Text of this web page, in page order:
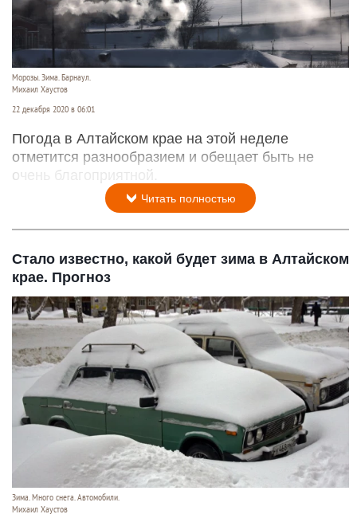
Морозы. Зима. Барнаул.
Михаил Хаустов
22 декабря 2020 в 06:01
Погода в Алтайском крае на этой неделе
отметится разнообразием и обещает быть не
очень благоприятной.
Читать полностью
Стало известно, какой будет зима в Алтайском
крае. Прогноз
Зима. Много снега. Автомобили.
Михаил Хаустов